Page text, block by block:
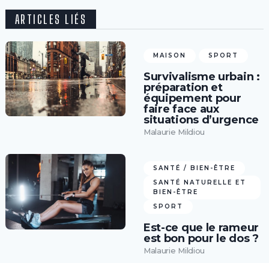
ARTICLES LIÉS
MAISON SPORT
Survivalisme urbain :
préparation et
équipement pour
faire face aux
situations d’urgence
Malaurie Mildiou
SANTÉ / BIEN-ÊTRE
SANTÉ NATURELLE ET
BIEN-ÊTRE
SPORT
Est-ce que le rameur
est bon pour le dos ?
Malaurie Mildiou